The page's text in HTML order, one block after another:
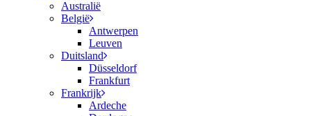
Australië
België
Antwerpen
Leuven
Duitsland
Düsseldorf
Frankfurt
Frankrijk
Ardeche